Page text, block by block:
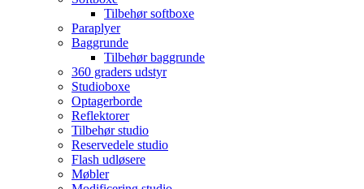
Tilbehør softboxe
Paraplyer
Baggrunde
Tilbehør baggrunde
360 graders udstyr
Studioboxe
Optagerborde
Reflektorer
Tilbehør studio
Reservedele studio
Flash udløsere
Møbler